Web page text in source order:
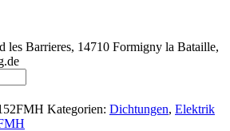
les Barrieres, 14710 Formigny la Bataille,
Kategorien: Dichtungen, Elektrik